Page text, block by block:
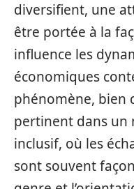
diversifient, une
être portée à la
influence les
économiques
phénomène, bien
pertinent dans un
inclusif, où les
sont souvent